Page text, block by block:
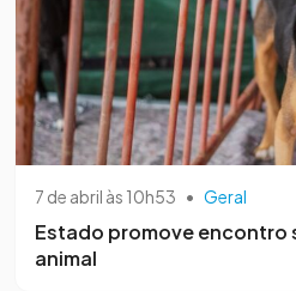
7 de abril às 10h53 • Geral
Estado promove encontro
animal